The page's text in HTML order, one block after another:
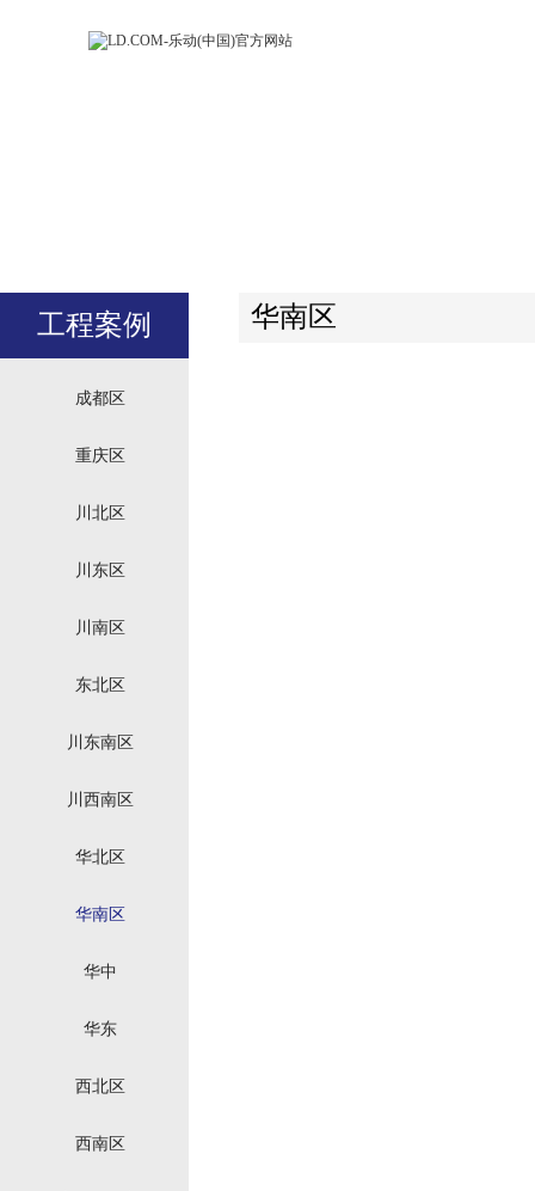
工程案例
成都区
重庆区
川北区
川东区
川南区
东北区
川东南区
川西南区
华北区
华南区
华中
华东
西北区
西南区
华南区